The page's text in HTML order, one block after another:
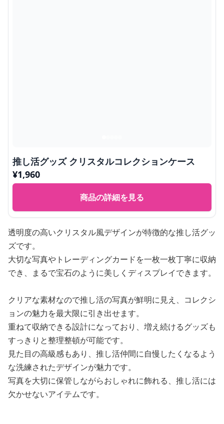
推し活グッズ クリスタルコレクションケース
¥1,960
商品の詳細を見る
透明度の高いクリスタル風デザインが特徴的な推し活グッ
ズです。
大切な写真やトレーディングカードを一枚一枚丁寧に収納
でき、まるで宝石のように美しくディスプレイできます。
クリアな素材なので推し活の写真が鮮明に見え、コレクシ
ョンの魅力を最大限に引き出せます。
重ねて収納できる設計になっており、増え続けるグッズも
すっきりと整理整頓が可能です。
見た目の高級感もあり、推し活仲間に自慢したくなるよう
な洗練されたデザインが魅力です。
写真を大切に保管しながらおしゃれに飾れる、推し活には
欠かせないアイテムです。